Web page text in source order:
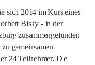
sich 2014 im Kurs eines
Bisky - in der
zusammengefunden
gemeinsamen
24 Teilnehmer. Die